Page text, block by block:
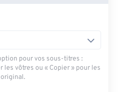
pour vos sous-titres :
les vôtres ou « Copier » pour les